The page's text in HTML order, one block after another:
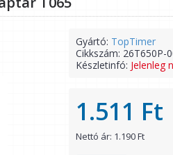
Gyártó: TopTimer
Cikkszám: 26T650P-
Készletinfó: Jelenleg
1.511 Ft
Nettó ár: 1.190 Ft